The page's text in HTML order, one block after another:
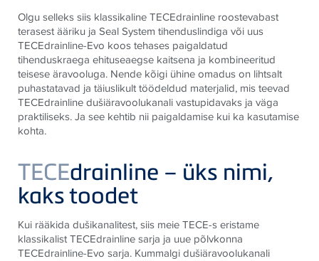
Olgu selleks siis klassikaline TECEdrainline roostevabast
terasest ääriku ja Seal System tihenduslindiga või uus
TECEdrainline-Evo koos tehases paigaldatud
tihenduskraega ehituseaegse kaitsena ja kombineeritud
teisese äravooluga. Nende kõigi ühine omadus on lihtsalt
puhastatavad ja täiuslikult töödeldud materjalid, mis teevad
TECEdrainline dušiäravoolukanali vastupidavaks ja väga
praktiliseks. Ja see kehtib nii paigaldamise kui ka kasutamise
kohta.
TECEdrainline – üks nimi,
kaks toodet
Kui rääkida dušikanalitest, siis meie TECE-s eristame
klassikalist TECEdrainline sarja ja uue põlvkonna
TECEdrainline-Evo sarja. Kummalgi dušiäravoolukanali